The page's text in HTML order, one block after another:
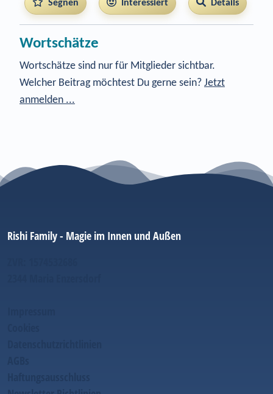
Segnen Interessiert Details
Wortschätze
Wortschätze sind nur für Mitglieder sichtbar.
Welcher Beitrag möchtest Du gerne sein? Jetzt
anmelden ...
Rishi Family - Magie im Innen und Außen